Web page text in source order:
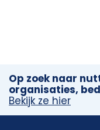
Op zoek naar
organisaties,
Bekijk ze hier